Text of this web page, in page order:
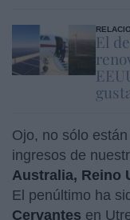
El
Ojo, no sólo
ingresos de
Australia, Reino
El penúltimo ha
Cervantes en